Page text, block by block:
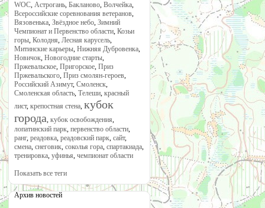
WOC, Астрогань, Бакланово, Волчейка,
Всероссийские соревнования ветеранов,
Вязовенька, Звёздное небо, Зимний
Чемпионат и Первенство области, Козьи
горы, Колодня, Лесная карусель,
Митинские карьеры, Нижняя Дубровенка,
Новичок, Новогодние старты,
Пржевальское, Пригорское, Приз
Пржевальского, Приз смолян-героев,
Российский Азимут, Смоленск,
Смоленская область, Телеши, красный
лист, крепостная стена, кубок
города, кубок освобождения,
лопатинский парк, первенство области,
ранг, реадовка, реадовский парк, сайт,
смена, снеговик, соколья гора, спартакиада,
тренировка, уфинья, чемпионат области
Показать все теги
Архив новостей